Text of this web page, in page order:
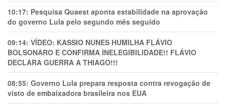
10:17: Pesquisa Quaest aponta estabilidade na aprovação
do governo Lula pelo segundo mês seguido
09:14: VÍDEO: KASSIO NUNES HUMlLHA FLÁVIO
BOLSONARO E CONFIRMA INELEGIBILIDADE!! FLÁVIO
DECLARA GUERRA A THIAGO!!!
08:55: Governo Lula prepara resposta contra revogação de
visto de embaixadora brasileira nos EUA